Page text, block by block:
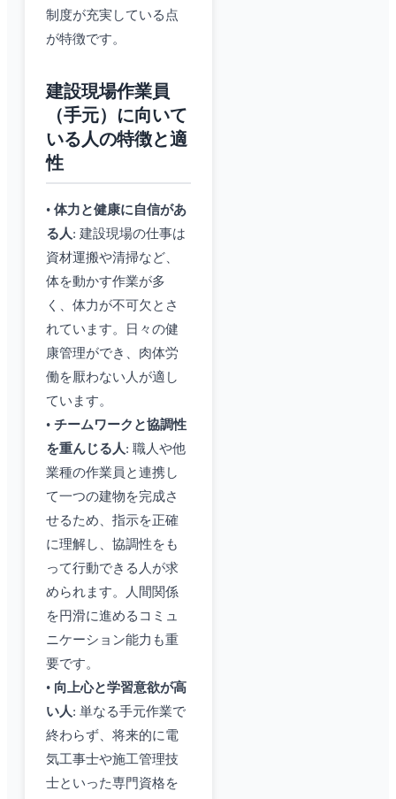
制度が充実している点
が特徴です。
建設現場作業員
（手元）に向いて
いる人の特徴と適
性
• 体力と健康に自信があ
る人: 建設現場の仕事は
資材運搬や清掃など、
体を動かす作業が多
く、体力が不可欠とさ
れています。日々の健
康管理ができ、肉体労
働を厭わない人が適し
ています。
• チームワークと協調性
を重んじる人: 職人や他
業種の作業員と連携し
て一つの建物を完成さ
せるため、指示を正確
に理解し、協調性をも
って行動できる人が求
められます。人間関係
を円滑に進めるコミュ
ニケーション能力も重
要です。
• 向上心と学習意欲が高
い人: 単なる手元作業で
終わらず、将来的に電
気工事士や施工管理技
士といった専門資格を